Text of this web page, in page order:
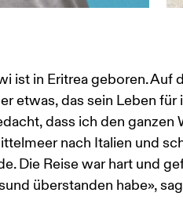
ist in Eritrea geboren. Auf
etwas, das sein Leben
dass ich den ganzen
nach Italien und
Die Reise war hart und
überstanden habe»,